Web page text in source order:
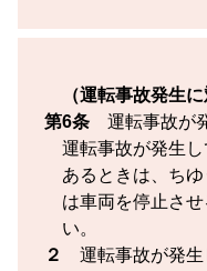
（運転事故発生
第6条 運転事故が
運転事故が発生
あるときは、 ちゆ
は車両を停止さ
い。
２
運転事故が発生